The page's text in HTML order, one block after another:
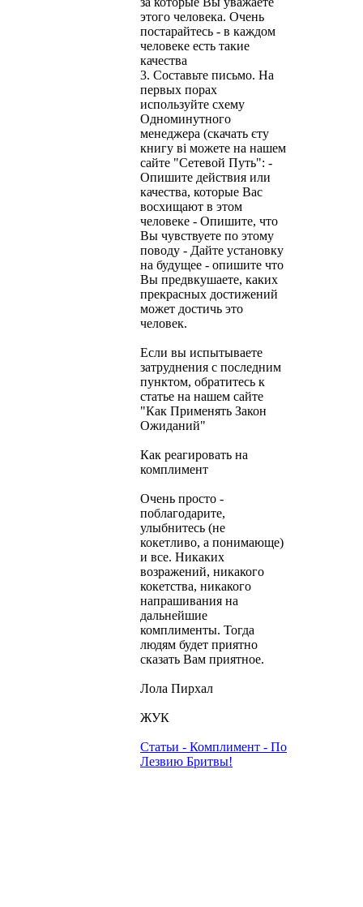
этого человека. Очень
постарайтесь - в каждом
человеке есть такие
качества
3. Составьте письмо. На
первых порах
используйте схему
Одноминутного
менеджера (скачать єту
книгу ві можете на нашем
сайте "Сетевой Путь": -
Опишите действия или
качества, которые Вас
восхищают в этом
человеке - Опишите, что
Вы чувствуете по этому
поводу - Дайте установку
на будущее - опишите что
Вы предвкушаете, каких
прекрасных достижений
может достичь это
человек.
Если вы испытываете
затруднения с последним
пунктом, обратитесь к
статье на нашем сайте
"Как Применять Закон
Ожиданий"
Как реагировать на
комплимент
Очень просто -
поблагодарите,
улыбнитесь (не
кокетливо, а понимающе)
и все. Никаких
возражений, никакого
кокетства, никакого
напрашивания на
дальнейшие
комплименты. Тогда
людям будет приятно
сказать Вам приятное.
Лола Пирхал
ЖУК
Статьи - Комплимент - По
Лезвию Бритвы!